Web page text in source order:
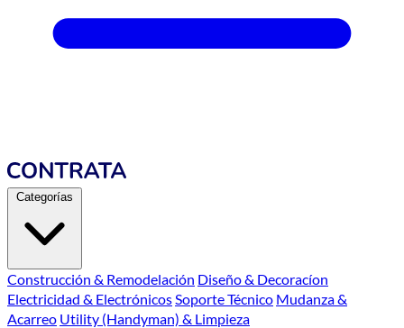
Categorías
Construcción & Remodelación Diseño & Decoracíon
Electricidad & ElectrónicosSoporte Técnico Mudanza &
Acarreo Utility (Handyman) & Limpieza